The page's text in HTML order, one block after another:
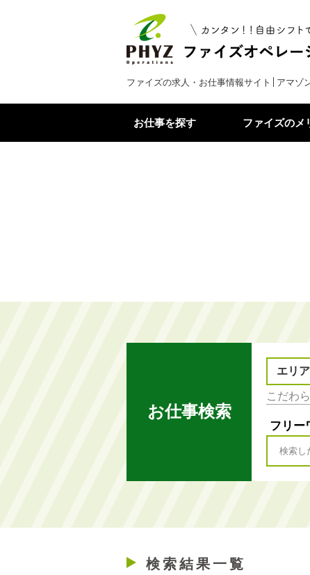
ファイズの求人・お仕事情報サイト│アマゾ
お仕事を探す ファイズのメ
お仕事検索
エリ
フリー
検索結果一覧